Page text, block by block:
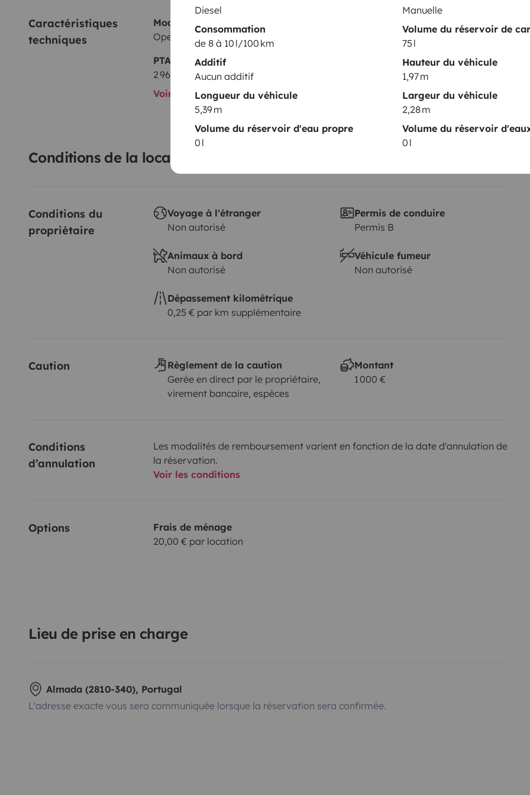
Diesel
Manuelle
Consommation
de 8 à 10 l/100 km
Volume du réservoir de
75 l
Additif
Aucun additif
Hauteur du véhicule
1,97 m
Longueur du véhicule
5,39 m
Largeur du véhicule
2,28 m
Volume du réservoir d'eau propre
0 l
Volume du réservoir
0 l
Caractéristiques
techniques
Modèle
Opel
PTAC
2 960 kg
Voir toutes les caractéristiques
Conditions de la location
Conditions du
propriétaire
Voyage à l'étranger
Non autorisé
Permis de conduire
Permis B
Animaux à bord
Non autorisé
Véhicule fumeur
Non autorisé
Dépassement kilométrique
0,25 € par km supplémentaire
Caution
Règlement de la caution
Gerée en direct par le propriétaire,
virement bancaire, espèces
Montant
1 000 €
Conditions
d’annulation
Les modalités de remboursement varient en fonction de la date d'annulation de
la réservation.
Voir les conditions
Options
Frais de ménage
20,00 € par location
Lieu de prise en charge
Almada (2810-340), Portugal
L'adresse exacte vous sera communiquée lorsque la réservation sera confirmée.